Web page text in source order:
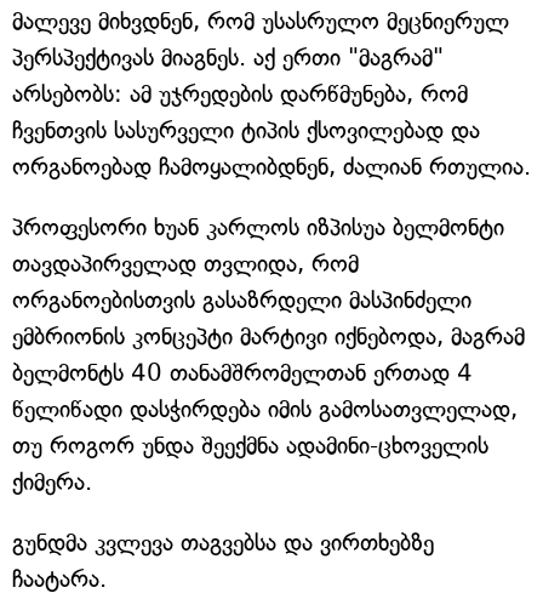
მალევე მიხვდნენ, რომ უსასრულო მეცნიერულ
პერსპექტივას მიაგნეს. აქ ერთი "მაგრამ"
არსებობს: ამ უჯრედების დარწმუნება, რომ
ჩვენთვის სასურველი ტიპის ქსოვილებად და
ორგანოებად ჩამოყალიბდნენ, ძალიან რთულია.
პროფესორი ხუან კარლოს იზპისუა ბელმონტი
თავდაპირველად თვლიდა, რომ
ორგანოებისთვის გასაზრდელი მასპინძელი
ემბრიონის კონცეპტი მარტივი იქნებოდა, მაგრამ
ბელმონტს 40 თანამშრომელთან ერთად 4
წელიწადი დასჭირდება იმის გამოსათვლელად,
თუ როგორ უნდა შეექმნა ადამინი-ცხოველის
ქიმერა.
გუნდმა კვლევა თაგვებსა და ვირთხებზე
ჩაატარა.